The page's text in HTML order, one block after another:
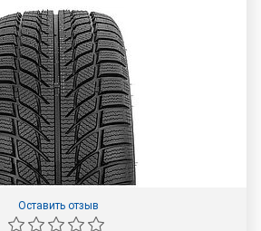
Оставить отзыв